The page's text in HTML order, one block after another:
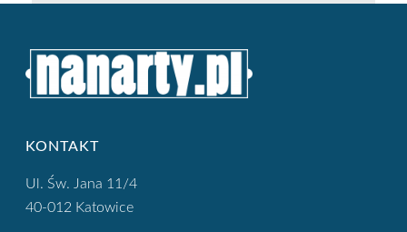
KONTAKT
Ul. Św. Jana 11/4
40-012 Katowice